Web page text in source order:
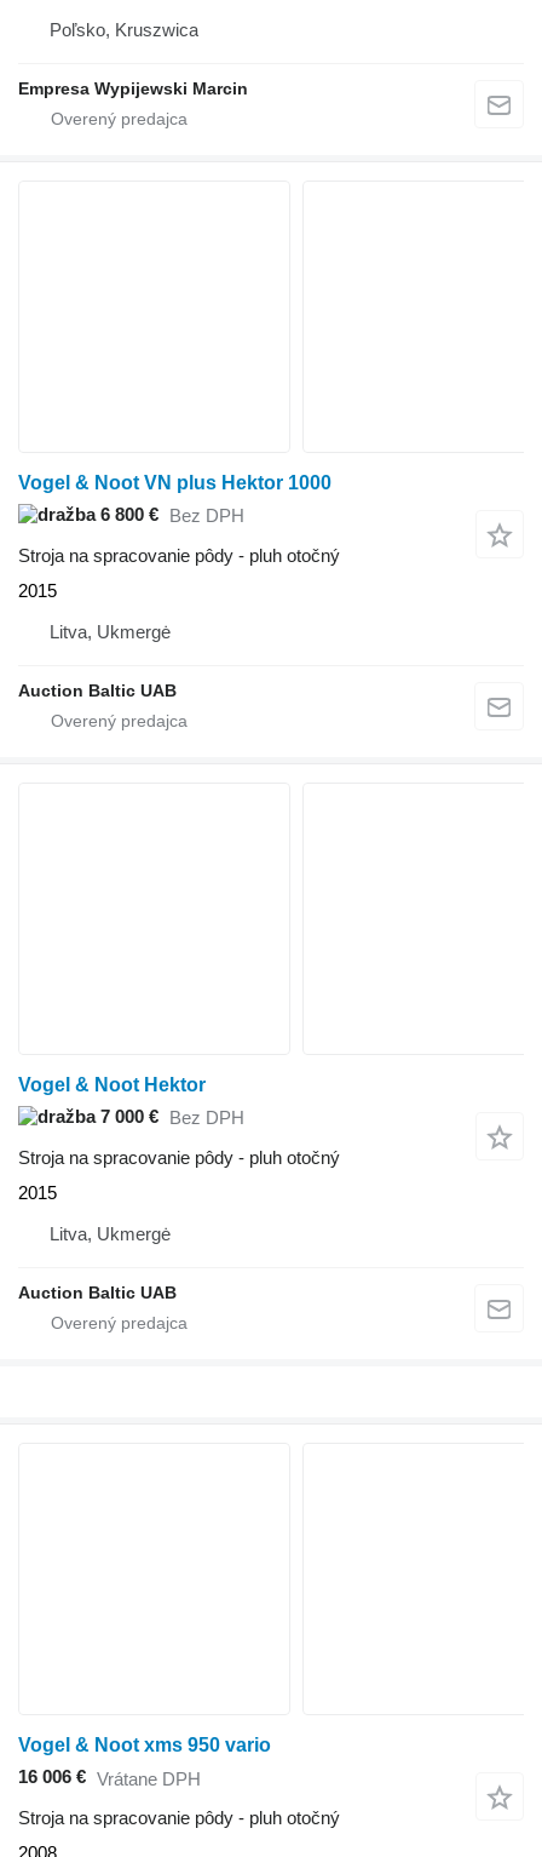
Poľsko, Kruszwica
Empresa Wypijewski Marcin
Vogel & Noot VN plus Hektor 1000
6 800 € Bez DPH
Stroja na spracovanie pôdy - pluh otočný
2015
Litva, Ukmergė
Auction Baltic UAB
Vogel & Noot Hektor
7 000 € Bez DPH
Stroja na spracovanie pôdy - pluh otočný
2015
Litva, Ukmergė
Auction Baltic UAB
Vogel & Noot xms 950 vario
16 006 € Vrátane DPH
Stroja na spracovanie pôdy - pluh otočný